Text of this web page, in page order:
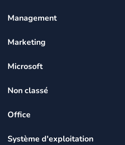
Management
Marketing
Microsoft
Non classé
Office
Système d'exploitation